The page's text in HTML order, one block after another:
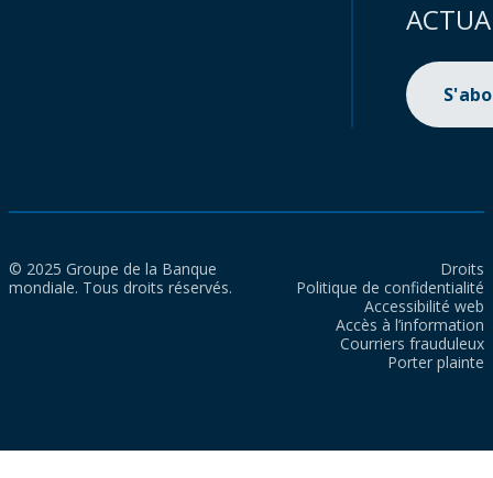
© 2025 Groupe de la Banque
mondiale. Tous droits réservés.
Droits
Politique de confidentialité
Accessibilité web
Accès à l’information
Courriers frauduleux
Porter plainte